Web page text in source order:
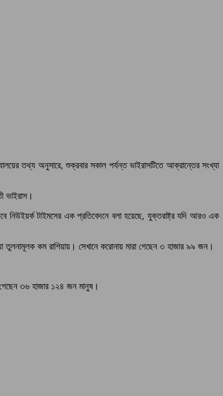
তথ্য অনুসারে, শুক্রবার সকাল পর্যন্ত ভাইরাসটিতে আক্রান্তের সংখ্যা
ভাইরাস।
টাইমসের এক প্রতিবেদনে বলা হয়েছে, যুক্তরাষ্ট্র যদি আরও এক
কম রাশিয়ায়। সেখানে করোনায় মারা গেছেন ৩ হাজার ৯৯ জন।
৩৬ হাজার ১২৪ জন মানুষ।